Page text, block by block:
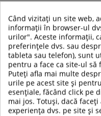
1.25 kg
Material: fier
Diametru gaura: 31
Diametru disc: 127
Grosime disc: 20 mm
2.5 kg
Material: fier
Diametru gaura: 31
Diametru disc: 160
Grosime disc: 24 mm
Setul
Când vizitați un site web,
informații în browser-ul
urilor". Aceste informații,
preferințele dvs. sau
tableta sau telefon), sunt
pentru a face ca site-ul să
Puteți afla mai multe
urile pe acest site și
esențiale, făcând click pe
mai jos. Totuși, dacă
experiența dvs. pe site și